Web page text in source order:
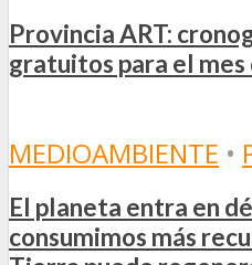
Provincia ART:
gratuitos para el mes
MEDIOAMBIENTE •
El planeta entra en
consumimos más